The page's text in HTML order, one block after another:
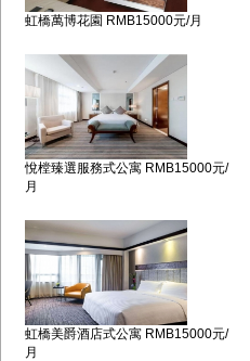
虹橋萬博花園 RMB15000元/月
悅樘臻選服務式公寓 RMB15000元/
月
虹橋美爵酒店式公寓 RMB15000元/
月